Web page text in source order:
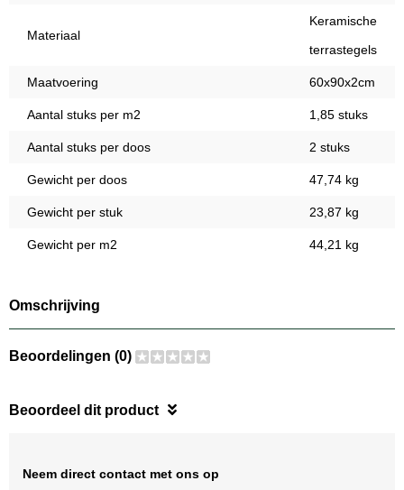
Materiaal
Keramische
terrastegels
Maatvoering 60x90x2cm
Aantal stuks per m2 1,85 stuks
Aantal stuks per doos 2 stuks
Gewicht per doos 47,74 kg
Gewicht per stuk 23,87 kg
Gewicht per m2 44,21 kg
Omschrijving
Beoordelingen (0)
Beoordeel dit product
Neem direct contact met ons op